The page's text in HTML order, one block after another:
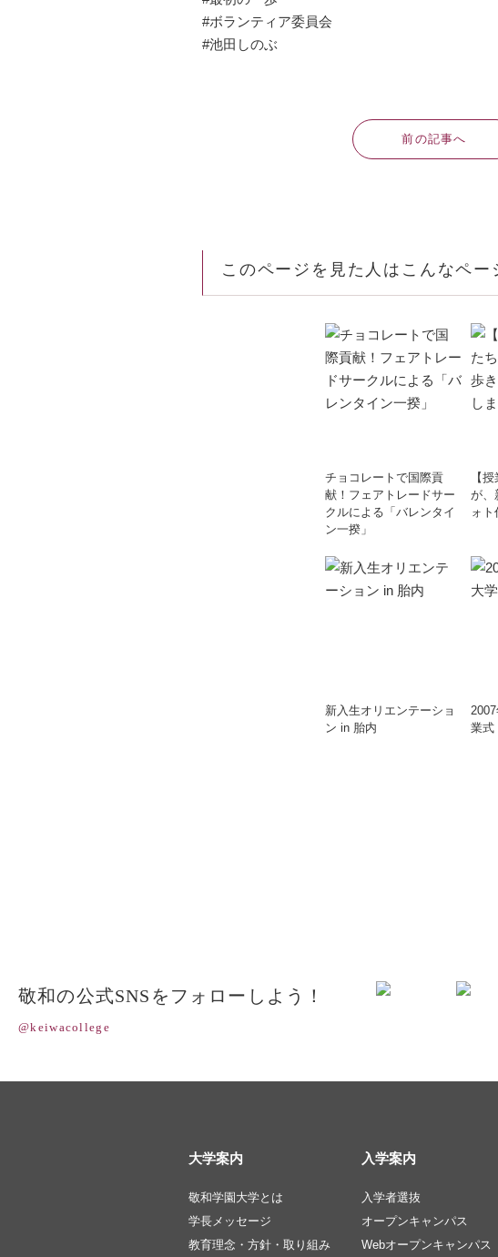
#ボランティア委員会
#池田しのぶ
前の記事へ
このページを見た人はこんなペー
チョコレートで国際貢
献！フェアトレードサー
クルによる「バレンタイ
ン一揆」
【
が、
ォ
新入生オリエンテーショ
ン in 胎内
業式
敬和の公式SNSをフォローしよう！
@keiwacollege
大学案内
敬和学園大学とは
学長メッセージ
教育理念・方針・取り組み
入学案内
入学者選抜
オープンキャンパス
Webオープンキャンパス